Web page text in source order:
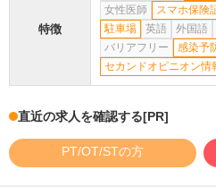
特徴
女性医師
スマホ保険
駐車場
英語 外国語
バリアフリー
感染予
セカンドオピニオン情
直近の求人を確認する[PR]
PT/OT/STの方